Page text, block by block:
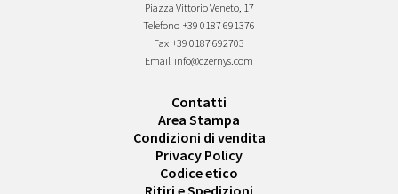
Piazza Vittorio Veneto, 17
Telefono +39 0187 691376
Fax +39 0187 692703
Email info@czernys.com
Contatti
Area Stampa
Condizioni di vendita
Privacy Policy
Codice etico